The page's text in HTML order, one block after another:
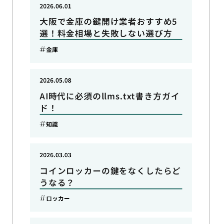
大阪で金庫の鍵開け業者おすすめ5
選！料金相場と失敗しない選び方
2026.06.01
金庫
AI時代に必須のllms.txt書き方ガイ
ド！
2026.05.08
知識
コインロッカーの鍵をなくしたらど
うなる？
2026.03.03
ロッカー